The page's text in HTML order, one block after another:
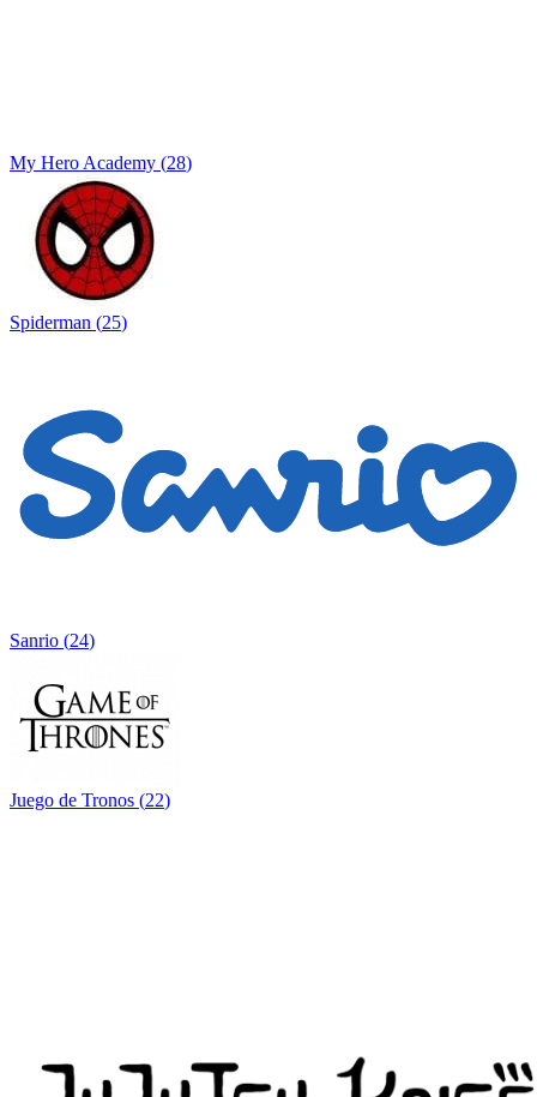
My Hero Academy (28)
Spiderman (25)
Sanrio (24)
Juego de Tronos (22)